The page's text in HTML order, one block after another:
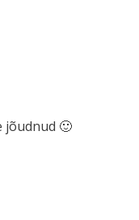
jõudnud 🙂